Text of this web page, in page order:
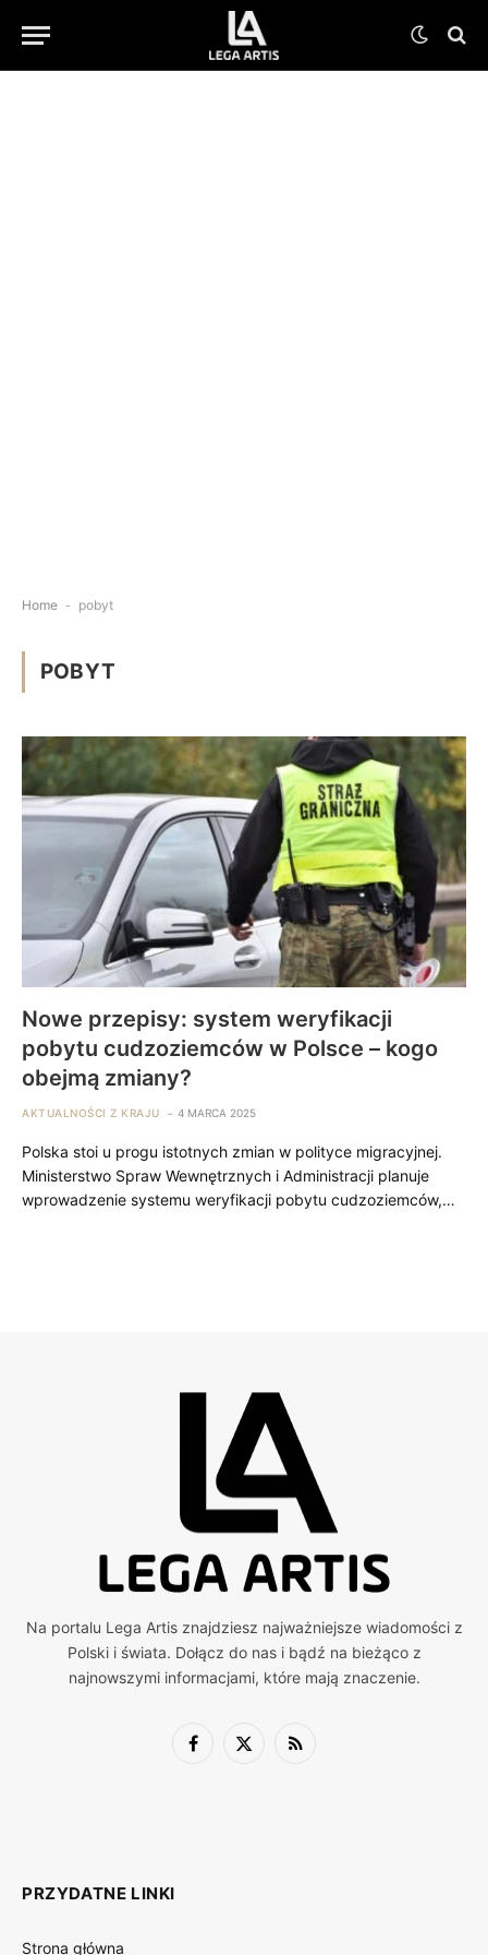
Home - pobyt
POBYT
Nowe przepisy: system weryfikacji
pobytu cudzoziemców w Polsce – kogo
obejmą zmiany?
AKTUALNOŚCI Z KRAJU 4 MARCA 2025
Polska stoi u progu istotnych zmian w polityce migracyjnej.
Ministerstwo Spraw Wewnętrznych i Administracji planuje
wprowadzenie systemu weryfikacji pobytu cudzoziemców,…
Na portalu Lega Artis znajdziesz najważniejsze wiadomości z
Polski i świata. Dołącz do nas i bądź na bieżąco z
najnowszymi informacjami, które mają znaczenie.
Facebook
X
RSS
PRZYDATNE LINKI
Strona główna